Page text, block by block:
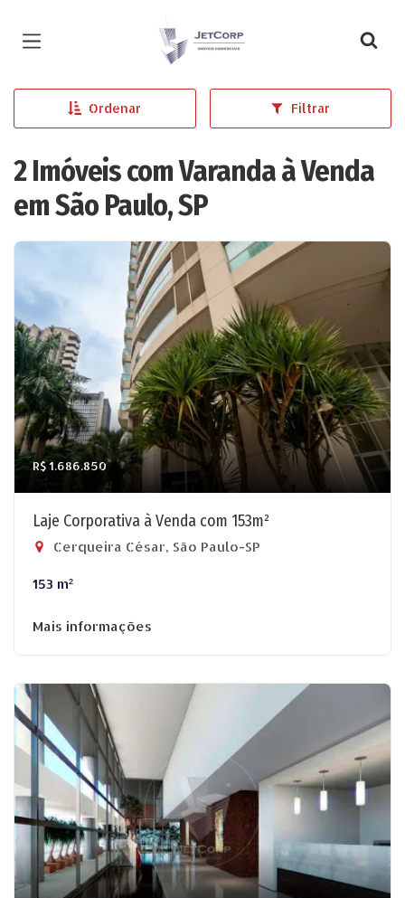
Página inicial
Ordenar Filtrar
2 Imóveis com Varanda à Venda
em São Paulo, SP
R$ 1.686.850
Laje Corporativa à Venda com 153m²
Cerqueira César, São Paulo-SP
153 m²
Mais informações